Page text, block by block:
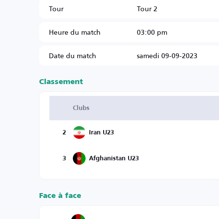
Tour
Tour 2
Heure du match
03:00 pm
Date du match
samedi 09-09-2023
Classement
Clubs
2 Iran U23
3 Afghanistan U23
Face à face